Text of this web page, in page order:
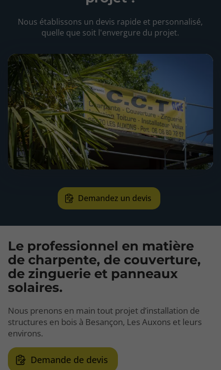
Nous établissons un devis rapide et personnalisé,
quelle que soit l'envergure du projet.
Demandez un devis
Le professionnel en matière
de charpente, de couverture,
de zinguerie et panneaux
solaires.
Nous prenons en main tout projet d’installation de
structures en bois à Besançon, Les Auxons et leurs
environs.
Demande de devis